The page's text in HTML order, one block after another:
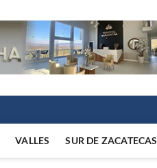
VALLES SUR DE ZACATECAS